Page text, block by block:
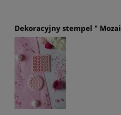
Dekoracyjny stempel "